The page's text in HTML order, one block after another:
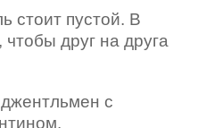
стоит пустой. В
друг на друга
с